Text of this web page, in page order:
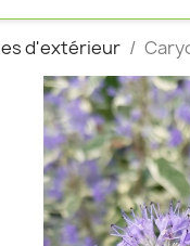
bureau
d'extérieur